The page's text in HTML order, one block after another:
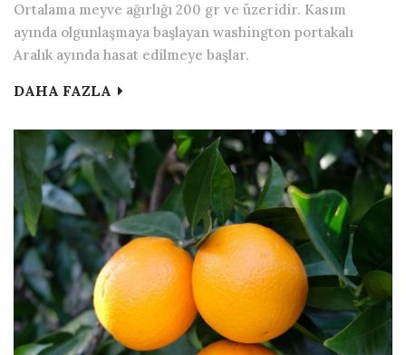
Ortalama meyve ağırlığı 200 gr ve üzeridir. Kasım
ayında olgunlaşmaya başlayan washington portakalı
Aralık ayında hasat edilmeye başlar.
DAHA FAZLA